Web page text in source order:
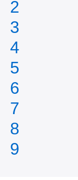
2
3
4
5
6
7
8
9